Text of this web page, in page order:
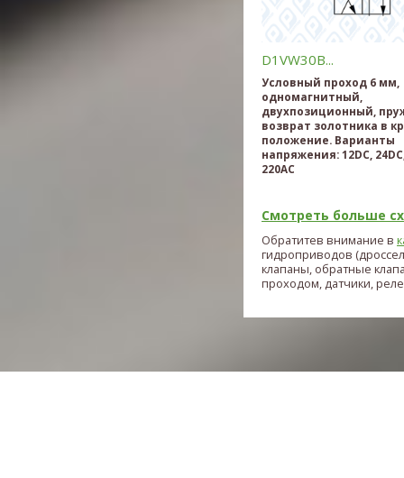
D1VW30B...
Условный проход 6 мм,
одномагнитный,
двухпозиционный,
возврат золотника в
положение. Варианты
напряжения: 12DC,
220AC
Смотреть больше
Обратитев внимание в
гидроприводов
клапаны, обратные
проходом, датчики, реле